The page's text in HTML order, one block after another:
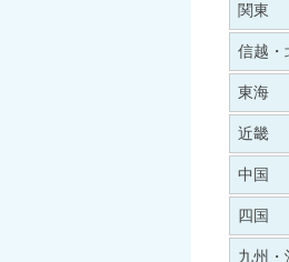
関東
信越・
東海
近畿
中国
四国
九州・